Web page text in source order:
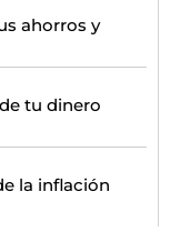
ahorros y
tu dinero
la inflación